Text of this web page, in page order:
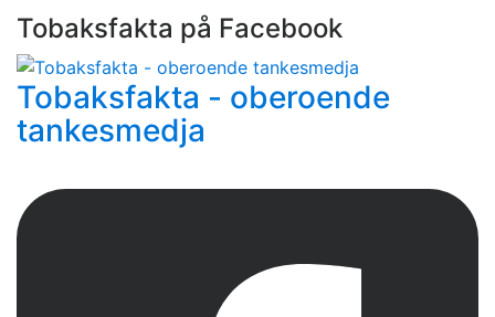
Tobaksfakta på Facebook
Tobaksfakta - oberoende
tankesmedja